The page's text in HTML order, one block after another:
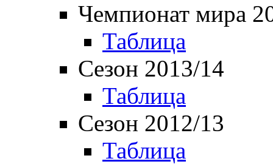
Чемпионат мира
Таблица
Сезон 2013/14
Таблица
Сезон 2012/13
Таблица